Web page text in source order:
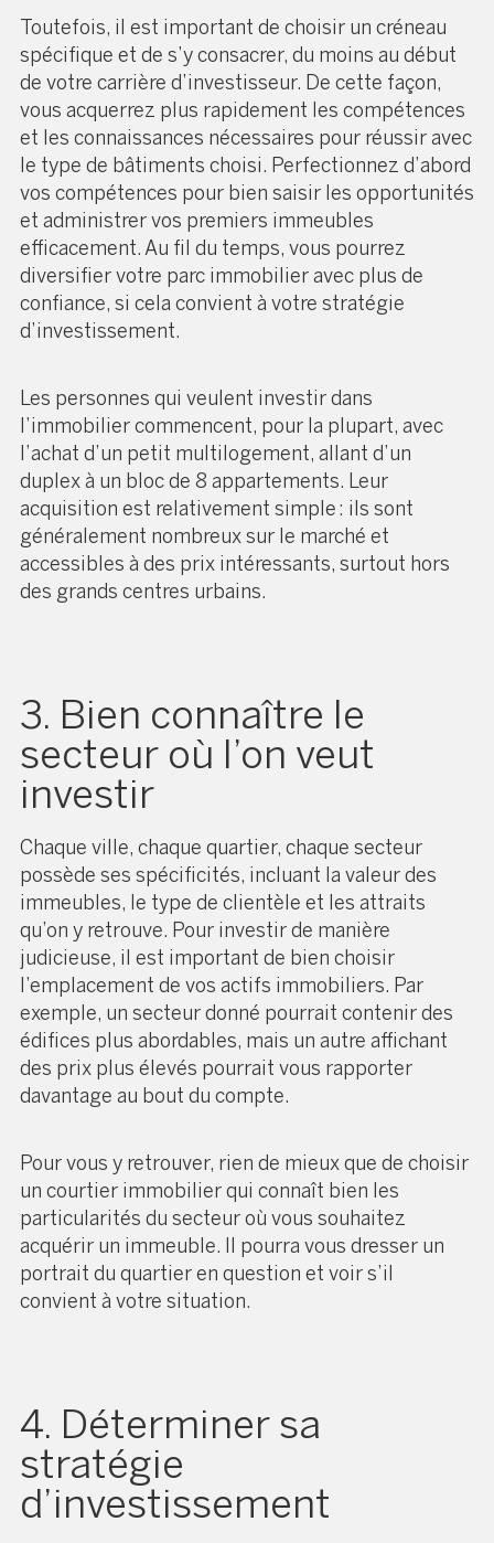
Toutefois, il est important de choisir un créneau
spécifique et de s’y consacrer, du moins au début
de votre carrière d’investisseur. De cette façon,
vous acquerrez plus rapidement les compétences
et les connaissances nécessaires pour réussir avec
le type de bâtiments choisi. Perfectionnez d’abord
vos compétences pour bien saisir les opportunités
et administrer vos premiers immeubles
efficacement. Au fil du temps, vous pourrez
diversifier votre parc immobilier avec plus de
confiance, si cela convient à votre stratégie
d’investissement.
Les personnes qui veulent investir dans
l’immobilier commencent, pour la plupart, avec
l’achat d’un petit multilogement, allant d’un
duplex à un bloc de 8 appartements. Leur
acquisition est relativement simple : ils sont
généralement nombreux sur le marché et
accessibles à des prix intéressants, surtout hors
des grands centres urbains.
3. Bien connaître le
secteur où l’on veut
investir
Chaque ville, chaque quartier, chaque secteur
possède ses spécificités, incluant la valeur des
immeubles, le type de clientèle et les attraits
qu’on y retrouve. Pour investir de manière
judicieuse, il est important de bien choisir
l’emplacement de vos actifs immobiliers. Par
exemple, un secteur donné pourrait contenir des
édifices plus abordables, mais un autre affichant
des prix plus élevés pourrait vous rapporter
davantage au bout du compte.
Pour vous y retrouver, rien de mieux que de choisir
un courtier immobilier qui connaît bien les
particularités du secteur où vous souhaitez
acquérir un immeuble. Il pourra vous dresser un
portrait du quartier en question et voir s’il
convient à votre situation.
4. Déterminer sa
stratégie
d’investissement